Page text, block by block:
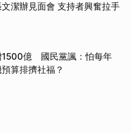
潔辦見面會 支持者興奮拉手
1500億 國民黨諷：怕每年
算排擠社福？